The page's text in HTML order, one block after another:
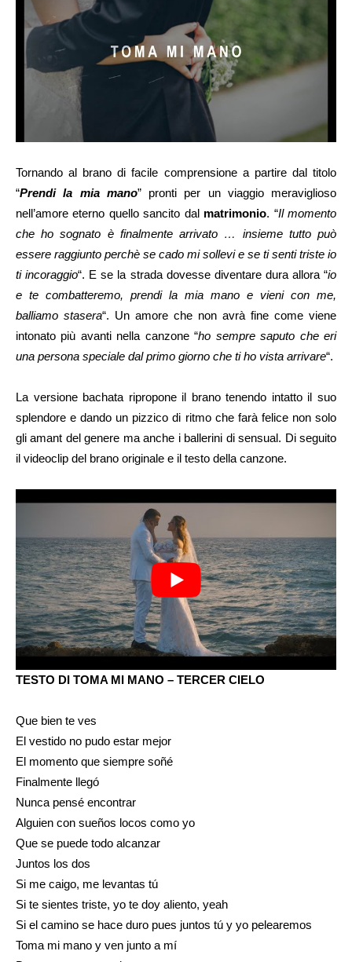
Tornando al brano di facile comprensione a partire dal titolo
“Prendi la mia mano” pronti per un viaggio meraviglioso
nell’amore eterno quello sancito dal matrimonio. “Il momento
che ho sognato è finalmente arrivato … insieme tutto può
essere raggiunto perchè se cado mi sollevi e se ti senti triste io
ti incoraggio“. E se la strada dovesse diventare dura allora “io
e te combatteremo, prendi la mia mano e vieni con me,
balliamo stasera“. Un amore che non avrà fine come viene
intonato più avanti nella canzone “ho sempre saputo che eri
una persona speciale dal primo giorno che ti ho vista arrivare“.
La versione bachata ripropone il brano tenendo intatto il suo
splendore e dando un pizzico di ritmo che farà felice non solo
gli amant del genere ma anche i ballerini di sensual. Di seguito
il videoclip del brano originale e il testo della canzone.
TESTO DI TOMA MI MANO – TERCER CIELO
Que bien te ves
El vestido no pudo estar mejor
El momento que siempre soñé
Finalmente llegó
Nunca pensé encontrar
Alguien con sueños locos como yo
Que se puede todo alcanzar
Juntos los dos
Si me caigo, me levantas tú
Si te sientes triste, yo te doy aliento, yeah
Si el camino se hace duro pues juntos tú y yo pelearemos
Toma mi mano y ven junto a mí